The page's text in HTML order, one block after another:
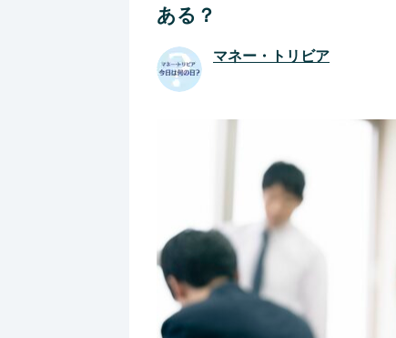
ある？
マネー・トリビア